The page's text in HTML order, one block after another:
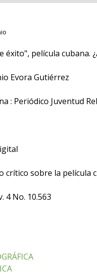
éxito", película cubana.
Evora Gutiérrez
: Periódico Juventud
crítico sobre la película
4 No. 10.563